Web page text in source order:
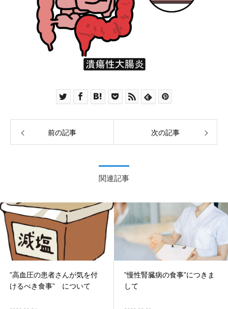
前の記事 次の記事
関連記事
”高血圧の患者さんが気を付
けるべき食事” について
”慢性腎臓病の食事”につきま
して